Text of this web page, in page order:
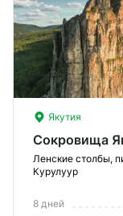
Якутия
Сокровища
Ленские столбы,
Курулуур
8 дней